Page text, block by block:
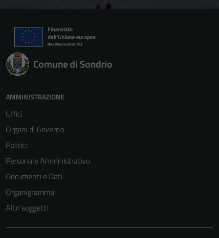
Comune di Sondrio
AMMINISTRAZIONE
Uffici
Organi di Governo
Politici
Personale Amministrativo
Documenti e Dati
Organigramma
Altri soggetti